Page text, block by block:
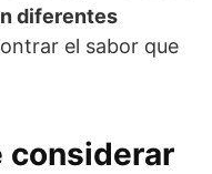
diferentes
el sabor que
considerar